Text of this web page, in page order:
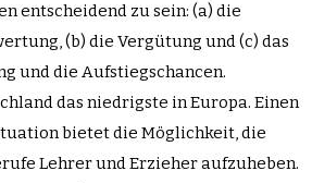
entscheidend zu sein: (a) die
(b) die Vergütung und (c) das
und die Aufstiegschancen.
das niedrigste in Europa. Einen
bietet die Möglichkeit, die
Lehrer und Erzieher aufzuheben.